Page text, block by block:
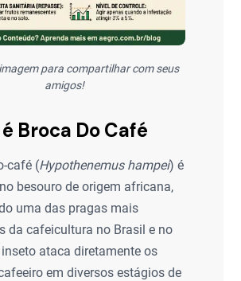
para compartilhar com seus
amigos!
Broca Do Café
café (Hypothenemus hampei) é
besouro de origem africana,
uma das pragas mais
da cafeicultura no Brasil e no
ataca diretamente os
em diversos estágios de